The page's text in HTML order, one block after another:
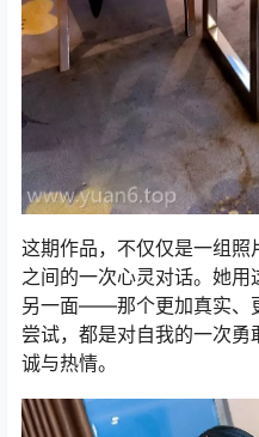
这期作品，不仅仅是一组
之间的一次心灵对话。她
另一面——那个更加真实、
尝试，都是对自我的一次
诚与热情。